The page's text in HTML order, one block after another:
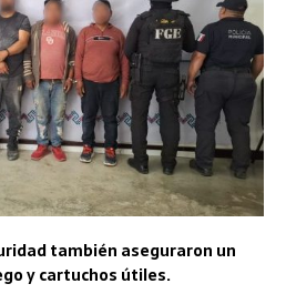
también aseguraron un
y cartuchos útiles.